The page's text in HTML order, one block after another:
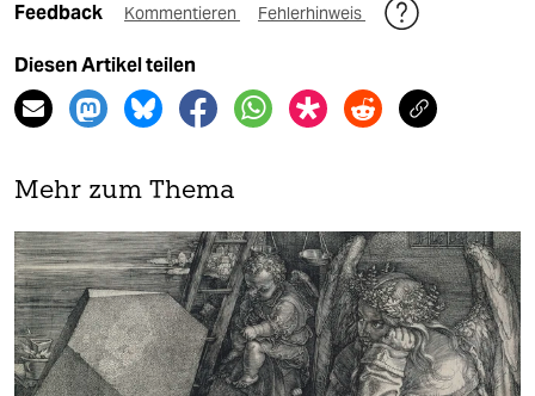
Feedback Kommentieren Fehlerhinweis
Diesen Artikel teilen
Mehr zum Thema